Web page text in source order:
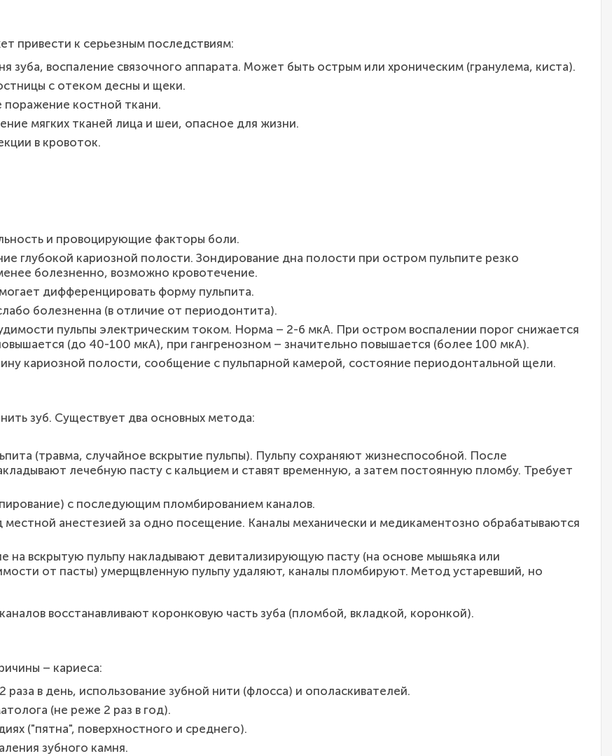
привести к серьезным последствиям:
зуба, воспаление связочного аппарата. Может быть острым или хроническим (гранулема, киста).
с отеком десны и щеки.
поражение костной ткани.
мягких тканей лица и шеи, опасное для жизни.
в кровоток.
и провоцирующие факторы боли.
глубокой кариозной полости. Зондирование дна полости при остром пульпите резко
болезненно, возможно кровотечение.
дифференцировать форму пульпита.
болезненна (в отличие от периодонтита).
пульпы электрическим током. Норма – 2-6 мкА. При остром воспалении порог снижается
(до 40-100 мкА), при гангренозном – значительно повышается (более 100 мкА).
кариозной полости, сообщение с пульпарной камерой, состояние периодонтальной щели.
зуб. Существует два основных метода:
(травма, случайное вскрытие пульпы). Пульпу сохраняют жизнеспособной. После
лечебную пасту с кальцием и ставят временную, а затем постоянную пломбу. Требует
с последующим пломбированием каналов.
местной анестезией за одно посещение. Каналы механически и медикаментозно обрабатываются
на вскрытую пульпу накладывают девитализирующую пасту (на основе мышьяка или
от пасты) умерщвленную пульпу удаляют, каналы пломбируют. Метод устаревший, но
восстанавливают коронковую часть зуба (пломбой, вкладкой, коронкой).
– кариеса:
раза в день, использование зубной нити (флосса) и ополаскивателей.
(не реже 2 раз в год).
("пятна", поверхностного и среднего).
зубного камня.